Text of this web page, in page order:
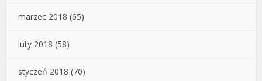
marzec 2018 (65)
luty 2018 (58)
styczeń 2018 (70)